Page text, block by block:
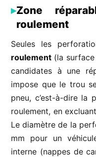
Zone
roulement
Seules les
roulement (la
candidates à une
impose que le trou
pneu, c’est-à-dire la
roulement, en
Le diamètre de la
mm pour un
interne (nappes de